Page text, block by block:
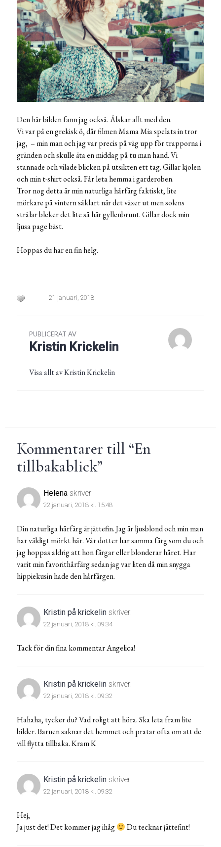
Den här bilden fann jag också. Älskar allt med den.
Vi var på en grekisk ö, där filmen Mama Mia spelats in tror
jag, – min man och jag var precis på väg upp för trapporna i
gränden och skulle äta en middag på tu man hand. Vi
stannade och vilade blicken på utsikten ett tag. Gillar kjolen
och min t-shirt också. Får leta hemma i garderoben.
Tror nog detta är min naturliga hårfärg faktiskt, lite
mörkare på vintern såklart när det växer ut men solens
strålar bleker det lite så här gyllenbrunt. Gillar dock min
ljusa page bäst.
Hoppas du har en fin helg.
21 januari, 2018
PUBLICERAT AV
Kristin Krickelin
Visa allt av Kristin Krickelin
Kommentarer till “En
tillbakablick”
Helena skriver:
22 januari, 2018 kl. 15:48
Din naturliga hårfärg är jättefin. Jag är ljusblond och min man
har väldigt mörkt hår. Vår dotter har samma färg som du och
jag hoppas aldrig att hon färgar eller blonderar håret. Har
varit min favorithårfärg sedan jag var liten då min snygga
hippiekusin hade den hårfärgen.
Kristin på krickelin skriver:
22 januari, 2018 kl. 09:34
Tack för din fina kommentar Angelica!
Kristin på krickelin skriver:
22 januari, 2018 kl. 09:32
Hahaha, tycker du? Vad roligt att höra. Ska leta fram lite
bilder. Barnen saknar det hemmet och pratar ofta om att de
vill flytta tillbaka. Kram K
Kristin på krickelin skriver:
22 januari, 2018 kl. 09:32
Hej,
Ja just det! Det kommer jag ihåg
Du tecknar jättefint!